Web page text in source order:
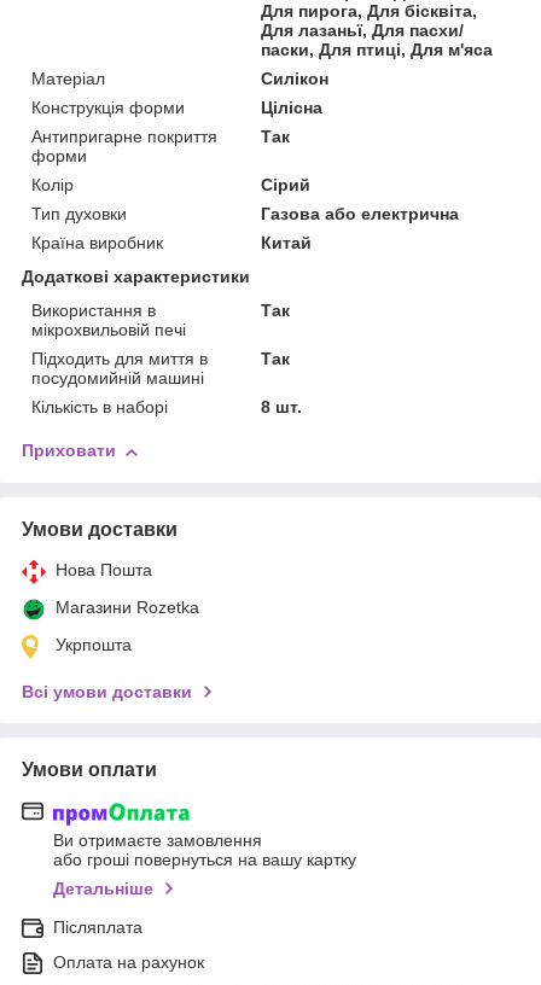
Для пирога, Для бісквіта,
Для лазаньї, Для пасхи/
паски, Для птиці, Для м'яса
Матеріал
Силікон
Конструкція форми
Цілісна
Антипригарне покриття
форми
Так
Колір
Сірий
Тип духовки
Газова або електрична
Країна виробник
Китай
Додаткові характеристики
Використання в
мікрохвильовій печі
Так
Підходить для миття в
посудомийній машині
Так
Кількість в наборі 8 шт.
Приховати
Умови доставки
Нова Пошта
Магазини Rozetka
Укрпошта
Всі умови доставки
Умови оплати
Ви отримаєте замовлення
або гроші повернуться на вашу картку
Детальніше
Післяплата
Оплата на рахунок